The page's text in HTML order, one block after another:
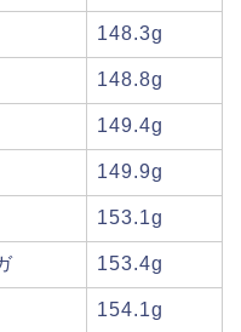
148.3g
148.8g
149.4g
149.9g
153.1g
153.4g
154.1g